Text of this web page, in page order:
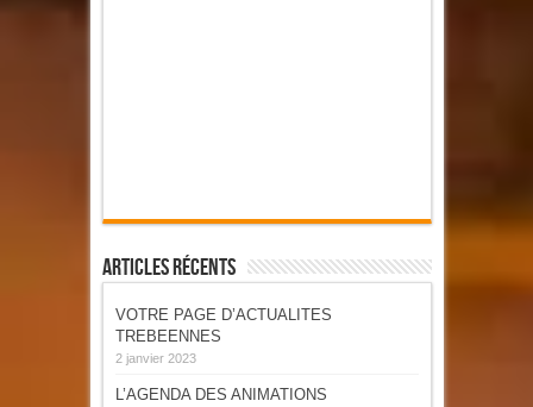
Articles Récents
VOTRE PAGE D’ACTUALITES
TREBEENNES
2 janvier 2023
L’AGENDA DES ANIMATIONS